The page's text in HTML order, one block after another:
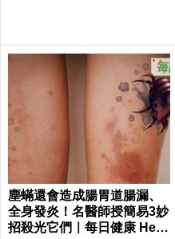
塵蟎還會造成腸胃道腸漏、
全身發炎！名醫師授簡易3妙
招殺光它們｜每日健康 Healt